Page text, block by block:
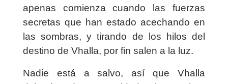
apenas comienza cuando las fuerzas
secretas que han estado acechando en
las sombras, y tirando de los hilos del
destino de Vhalla, por fin salen a la luz.
Nadie está a salvo, así que Vhalla